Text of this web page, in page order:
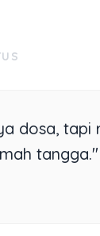
dosa,
tangga."